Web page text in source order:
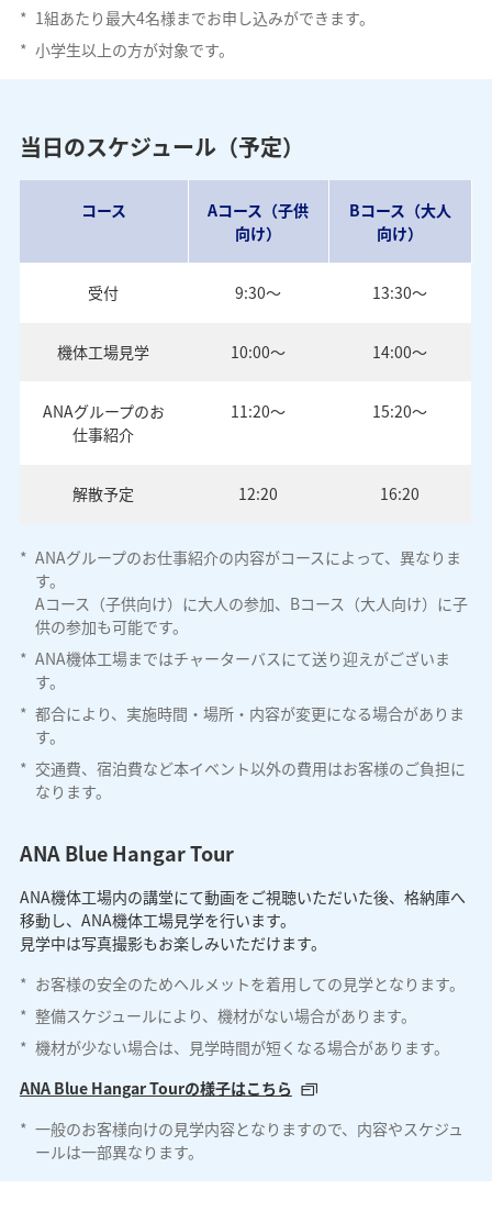
* 1組あたり最大4名様までお申し込みができます。
* 小学生以上の方が対象です。
当日のスケジュール（予定）
コース
Aコース（子供
向け）
Bコース（大人
向け）
受付 9:30～ 13:30～
機体工場見学 10:00～ 14:00～
ANAグループのお
仕事紹介
11:20～ 15:20～
解散予定 12:20 16:20
* ANAグループのお仕事紹介の内容がコースによって、異なりま
す。
Aコース（子供向け）に大人の参加、Bコース（大人向け）に子
供の参加も可能です。
* ANA機体工場まではチャーターバスにて送り迎えがございま
す。
* 都合により、実施時間・場所・内容が変更になる場合がありま
す。
* 交通費、宿泊費など本イベント以外の費用はお客様のご負担に
なります。
ANA Blue Hangar Tour
ANA機体工場内の講堂にて動画をご視聴いただいた後、格納庫へ
移動し、ANA機体工場見学を行います。
見学中は写真撮影もお楽しみいただけます。
* お客様の安全のためヘルメットを着用しての見学となります。
* 整備スケジュールにより、機材がない場合があります。
* 機材が少ない場合は、見学時間が短くなる場合があります。
ANA Blue Hangar Tourの様子はこちら
* 一般のお客様向けの見学内容となりますので、内容やスケジュ
ールは一部異なります。